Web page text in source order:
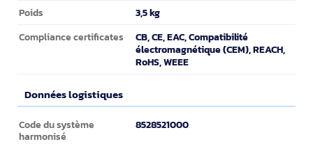
Poids 3,5 kg
Compliance certificates
CB, CE, EAC, Compatibilité
électromagnétique (CEM), REACH,
RoHS, WEEE
Données logistiques
Données logistiques
Code du système
harmonisé
8528521000